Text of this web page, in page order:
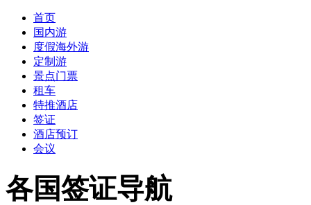
首页
国内游
度假海外游
定制游
景点门票
租车
特推酒店
签证
酒店预订
会议
各国签证导航